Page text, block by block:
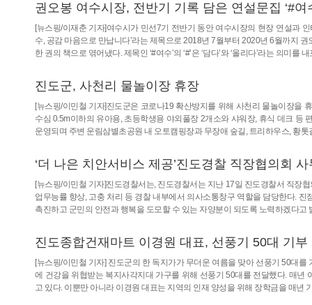
권오봉 여수시장, 전반기 기록 담은 연설문집 ‘#여
[뉴스핑/이재춘 기자]여수시가 민선7기 전반기 동안 여수시장의 현장 연설과
수, 공감 마음으로 만납니다’라는 제목으로 2018년 7월부터 2020년 6월까지
한 권의 책으로 엮어냈다. 제목인 ‘#여수’의 ‘#’은 ‘담다’와 ‘올리다’라는 의미
진도군, 사천리 물놀이장 휴장
[뉴스핑/이민철 기자]진도군은 코로나19 확산방지를 위해 사천리 물놀이장을
수심 0.5m이하의 유아용, 초등학생용 야외풀장 2개소와 샤워장, 휴식 데크 등
운영되며 주변 운림삼별초공원 내 오토캠핑장과 무장애 숲길, 트리하우스, 황
‘더 나은 치안서비스 제공’진도경찰 직장협의회
[뉴스핑/이민철 기자]진도경찰서는, 진도경찰서는 지난 17일 진도경찰서 직장
업무능률 향상, 고충 처리 등 경찰 내부에서 의사소통창구 역할을 담당한다.
촉진하고 군민의 안전과 행복을 도모할 수 있는 자양분이 되도록 노력하겠다
진도종합건재마트 이경원 대표, 선풍기 50대 기부
[뉴스핑/이민철 기자] 진도군의 한 독지가가 무더운 여름을 맞아 선풍기 50대
에 건강을 위협받는 복지사각지대 가구를 위해 선풍기 50대를 전달했다. 매
고 있다. 이뿐만 아니라 이경원 대표는 지역의 인재 양성을 위해 장학금을 매